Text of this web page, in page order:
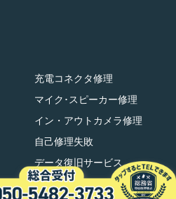
充電コネクタ修理
マイク･スピーカー修理
イン・アウトカメラ修理
自己修理失敗
データ復旧サービス